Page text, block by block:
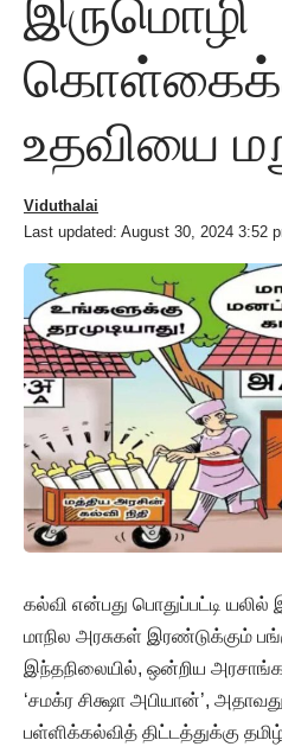
இருமொழி
உதவியை
Last updated: August 30, 2024 3:52
Viduthalai
கல்வி என்பது பொதுப்பட்டி யலில்
மாநில அரசுகள் இரண்டுக்கும்
இந்தநிலையில், ஒன்றிய
‘சமக்ர சிக்ஷா அபியான்’,
பள்ளிக்கல்வித் திட்டத்துக்கு